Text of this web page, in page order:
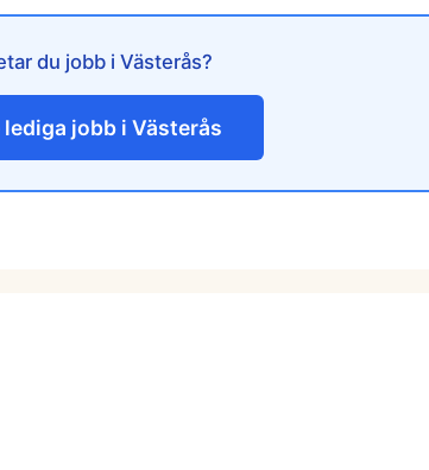
du jobb i Västerås?
lediga jobb i Västerås